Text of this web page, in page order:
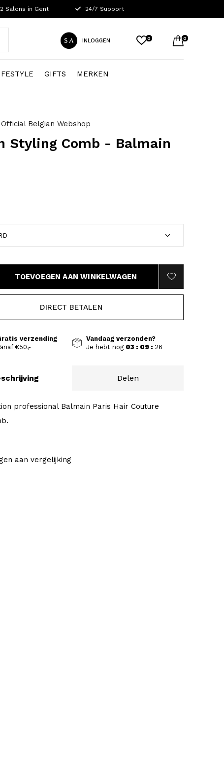
GIFTS MERKEN
INLOGGEN 0 0
2 Salons in Gent 24/7 Support
Belgian Webshop
Styling Comb - Balmain
TOEVOEGEN AAN WINKELWAGEN
DIRECT BETALEN
verzending
€50,-
Vandaag verzonden?
Je hebt nog 03 : 09 : 25
Delen
professional Balmain Paris Hair Couture
aan vergelijking